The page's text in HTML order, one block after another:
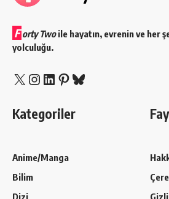
F orty Twoile hayatın, evrenin ve her
yolculuğu.
X Instagram
LinkedIn
Pinterest
Bluesky
Kategoriler
Anime/Manga
Bilim
Dizi